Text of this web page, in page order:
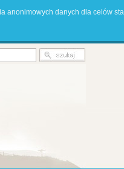
anonimowych danych dla celów